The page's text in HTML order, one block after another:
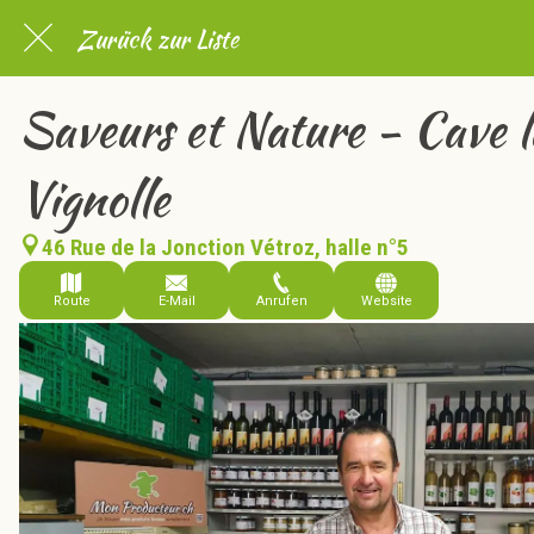
Zurück zur Liste
Saveurs et Nature - Cave
Vignolle
46 Rue de la Jonction Vétroz, halle n°5
Route E-Mail Anrufen Website